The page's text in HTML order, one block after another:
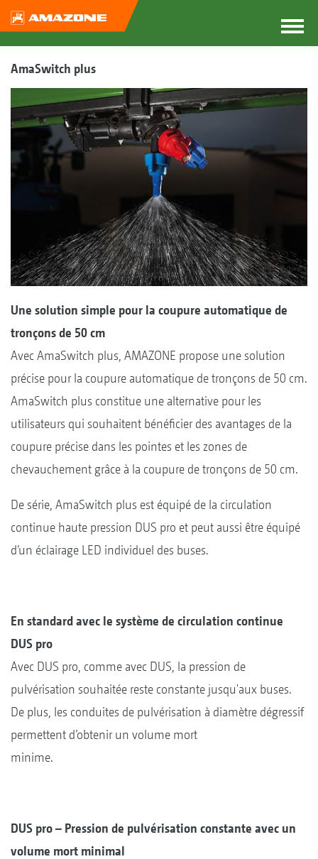
AmaSwitch plus
Une solution simple pour la coupure automatique de
tronçons de 50 cm
Avec AmaSwitch plus, AMAZONE propose une solution
précise pour la coupure automatique de tronçons de 50 cm.
AmaSwitch plus constitue une alternative pour les
utilisateurs qui souhaitent bénéficier des avantages de la
coupure précise dans les pointes et les zones de
chevauchement grâce à la coupure de tronçons de 50 cm.
De série, AmaSwitch plus est équipé de la circulation
continue haute pression DUS pro et peut aussi être équipé
d’un éclairage LED individuel des buses.
En standard avec le système de circulation continue
DUS pro
Avec DUS pro, comme avec DUS, la pression de
pulvérisation souhaitée reste constante jusqu'aux buses.
De plus, les conduites de pulvérisation à diamètre dégressif
permettent d’obtenir un volume mort
minime.
DUS pro – Pression de pulvérisation constante avec un
volume mort minimal